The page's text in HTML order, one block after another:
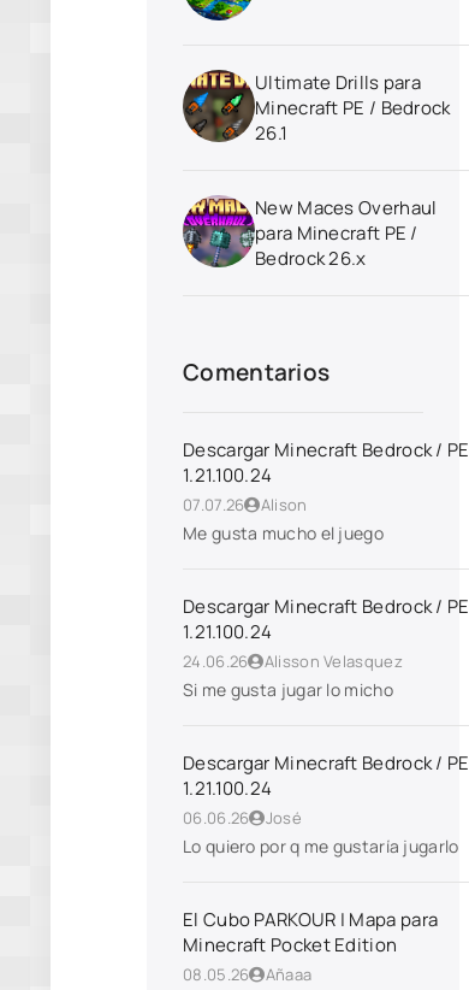
Ultimate Drills para
Minecraft PE / Bedrock
26.1
New Maces Overhaul
para Minecraft PE /
Bedrock 26.x
Comentarios
Descargar Minecraft Bedrock / PE
1.21.100.24
07.07.26 Alison
Me gusta mucho el juego
Descargar Minecraft Bedrock / PE
1.21.100.24
24.06.26 Alisson Velasquez
Si me gusta jugar lo micho
Descargar Minecraft Bedrock / PE
1.21.100.24
06.06.26 José
Lo quiero por q me gustaría jugarlo
El Cubo PARKOUR | Mapa para
Minecraft Pocket Edition
08.05.26 Añaaa